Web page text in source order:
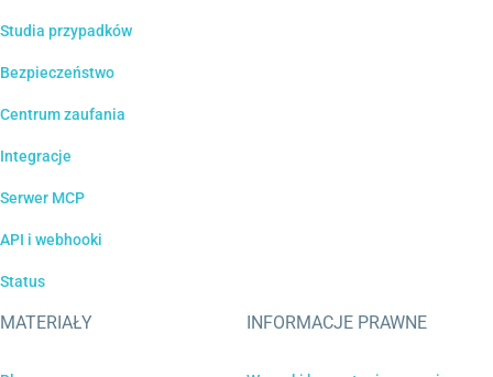
Studia przypadków
Bezpieczeństwo
Centrum zaufania
Integracje
Serwer MCP
API i webhooki
Status
MATERIAŁY INFORMACJE PRAWNE